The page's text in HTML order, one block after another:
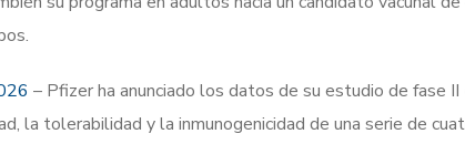
– Pfizer ha anunciado los datos de su estudio de fase
la tolerabilidad y la inmunogenicidad de una serie de